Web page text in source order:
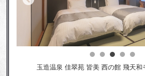
玉造温泉 佳翠苑 皆美 西の館 飛天和